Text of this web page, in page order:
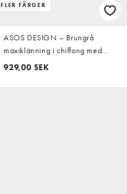
FLER FÄRGER
ASOS DESIGN – Brungrå
maxiklänning i chiffong med
smockad midjepanel och klockad
929,00 SEK